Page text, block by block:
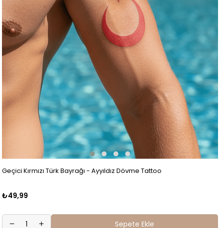
Geçici Kırmızı Türk Bayrağı - Ayyıldız Dövme Tattoo
₺49,99
Sepete Ekle